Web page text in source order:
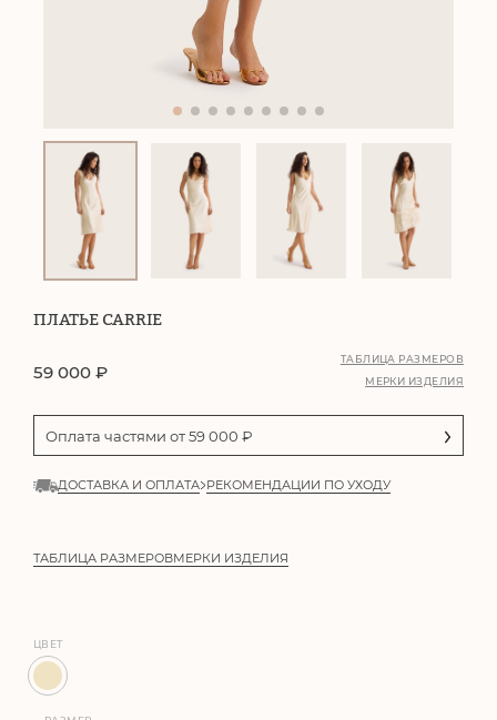
ПЛАТЬЕ CARRIE
59 000 ₽
ТАБЛИЦА РАЗМЕРОВ
МЕРКИ ИЗДЕЛИЯ
Оплата частями от59 000 ₽
ДОСТАВКА И ОПЛАТА РЕКОМЕНДАЦИИ ПО УХОДУ
ТАБЛИЦА РАЗМЕРОВМЕРКИ ИЗДЕЛИЯ
ЦВЕТ